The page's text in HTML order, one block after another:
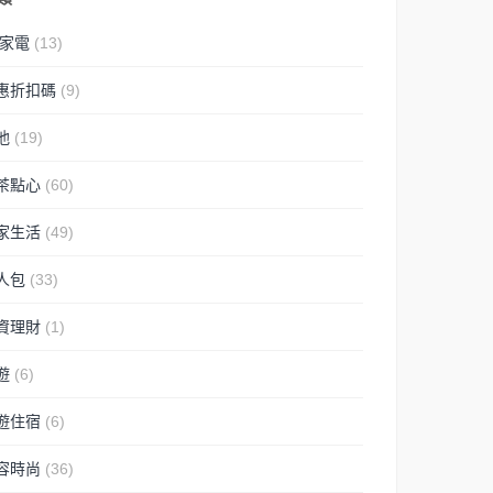
電 (13)
折扣碼(9)
(19)
點心(60)
生活(49)
包 (33)
理財(1)
(6)
住宿 (6)
時尚 (36)